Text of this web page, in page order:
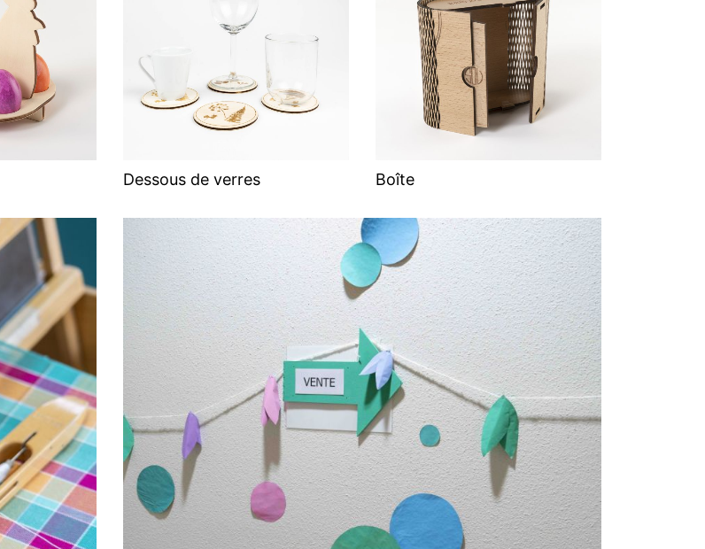
Dessous de verres Boîte